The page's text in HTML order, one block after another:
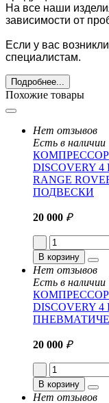
На все наши
зависимости от
Если у вас
специалистам.
Подробнее...
Похожие товары
Нет отзывов
Есть в наличии
КОМПРЕССОР
DISCOVERY 4
RANGE
ПОДВЕСКИ
20 000 ₽
В корзину
Нет отзывов
Есть в наличии
КОМПРЕССОР
DISCOVERY 4
20 000 ₽
В корзину
Нет отзывов